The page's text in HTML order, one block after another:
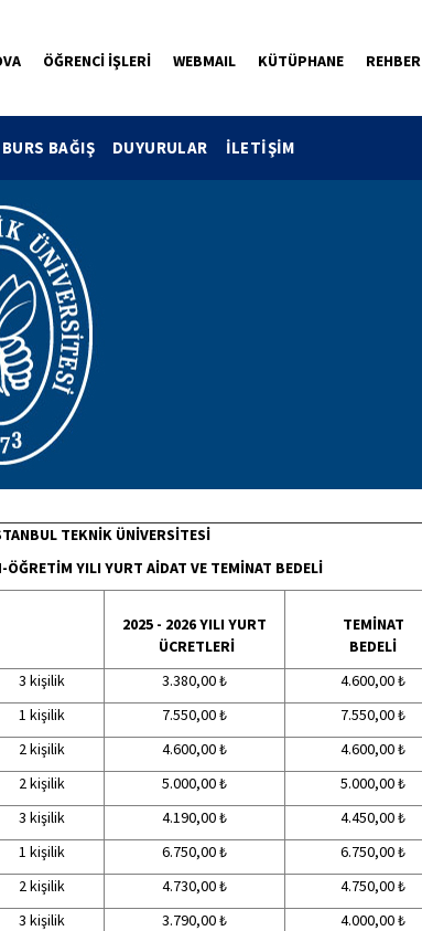
ÖĞRENCİ İŞLERİ WEBMAIL KÜTÜPHANE REHBER
BURS BAĞIŞ DUYURULAR İLETİŞİM
TEKNİK ÜNİVERSİTESİ
ÖĞRETİM YILI YURT AİDAT VE TEMİNAT BEDELİ
2025 - 2026 YILI YURT
ÜCRETLERİ
TEMİNAT
BEDELİ
3 kişilik 3.380,00 ₺
4.600,00 ₺
1 kişilik 7.550,00 ₺
7.550,00 ₺
2 kişilik 4.600,00 ₺ 4.600,00 ₺
2 kişilik 5.000,00 ₺
5.000,00 ₺
3 kişilik
4.190,00 ₺ 4.450,00 ₺
1 kişilik 6.750,00 ₺
6.750,00 ₺
2 kişilik
4.730,00 ₺
4.750,00 ₺
3 kişilik
3.790,00 ₺
4.000,00 ₺